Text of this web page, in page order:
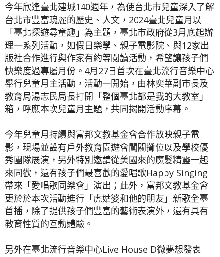
今年欣逢臺北建城140週年，為使台北市兒童深入了解
台北市豐富瑰麗的歷史、人文，2024臺北兒童月以
「臺北探遊尋童趣」為主題，臺北市政府從3月底起辦
理一系列活動，如假日樂學、親子電影院、與12家出
版社合作進行與作家有約等閱讀活動，希望讓孩子們
快樂度過專屬月份。4月27日首次在臺北流行音樂中心
舉行兒童月主活動，活動一開始，由林奕華副市長及
教育局湯志民局長打開「整個臺北都是我的大教室」
箱，呼應本次兒童月主題，共同揭開活動序幕。
今年兒童月持續與富邦文教基金會合作放映親子電
影，現場並設有戶外教育園遊會闖關攤位以及學校優
秀團隊展演，另外特別邀請從美國來的魔髮精靈一起
來同歡，還有孩子們最喜歡的愛唱歌Happy Singing
帶來「愛唱歌同樂會」演出；此外，富邦文教基金會
更於於本次活動進行「虎姑婆和他的朋友」新歌全臺
首播，除了提供孩子們豐富的藝術表演外，還有具有
教育性質的互動體驗。
另外在臺北流行音樂中心Live House D微夢想發表